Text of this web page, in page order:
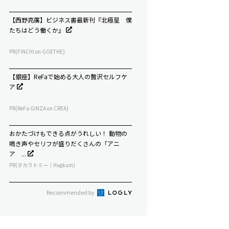
【西野亮廣】ビジネス書最新刊『北極星 僕
たちはどう働くか』
PR(FINCHI on GOETHE)
【銀座】ReFaで始める大人の贅沢セルフケ
ア
PR(ReFa GINZA on CREA)
おかたづけもできる点がうれしい！ 動物の
鳴き声やセリフが盛りだくさんの「アニ
ア ...
PR(タカラトミー｜Hugkum)
Recommended by